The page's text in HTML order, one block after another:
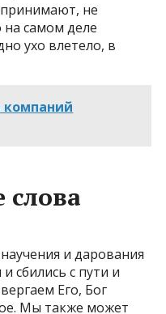
не
самом деле
ухо влетело, в
компаний
слова
и дарования
сбились с пути и
Его, Бог
Мы также может